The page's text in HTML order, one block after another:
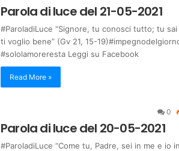
Parola di luce del 21-05-2021
#ParoladiLuce “Signore, tu conosci tutto; tu sai
ti voglio bene” (Gv 21, 15-
#sololamoreresta Leggi su Facebook
Read More »
0
Parola di luce del 20-05-2021
#ParoladiLuce “Come tu, Padre, sei in me e io